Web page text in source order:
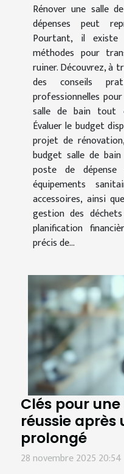
Rénover une salle
dépenses peut
Pourtant, il existe
méthodes pour
ruiner. Découvrez, à
des conseils
professionnelles
salle de bain tout
Évaluer le budget
projet de
budget salle de
poste de
équipements
accessoires, ainsi
gestion des
planification
précis de...
Clés pour
réussie après
prolongé
28 novembre 2025 20:54